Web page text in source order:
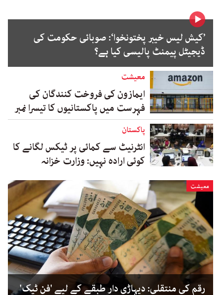
’کیش لیس خیبر پختونخوا‘: صوبائی حکومت کی
ڈیجیٹل پیمنٹ پالیسی کیا ہے؟
معیشت
ایمازون کی فروخت کنندگان کی
فہرست میں پاکستانیوں کا تیسرا نمبر
پاکستان
انٹرنیٹ سے کمائی پر ٹیکس لگانے کا
کوئی ارادہ نہیں: وزارت خزانہ
معیشت
رقم کی منتقلی: دیہاڑی دار طبقے کے لیے 'فن ٹیک'